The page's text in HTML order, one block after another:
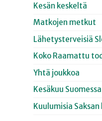
Kesän keskeltä
Matkojen metkut
Lähetysterveisiä
Koko Raamattu
Yhtä joukkoa
Kesäkuu Suomessa
Kuulumisia